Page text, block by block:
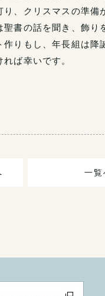
、クリスマスの準
書の話を聞き、飾
りもし、年長組は
ていただけれ
一覧